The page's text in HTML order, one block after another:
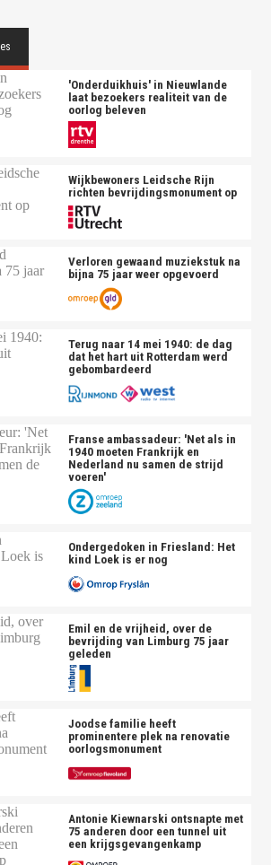
'Onderduikhuis' in Nieuwlande
laat bezoekers realiteit van de
oorlog beleven
Wijkbewoners Leidsche Rijn
richten bevrijdingsmonument op
Verloren gewaand muziekstuk na
bijna 75 jaar weer opgevoerd
Terug naar 14 mei 1940: de dag
dat het hart uit Rotterdam werd
gebombardeerd
Franse ambassadeur: 'Net als in
1940 moeten Frankrijk en
Nederland nu samen de strijd
voeren'
Ondergedoken in Friesland: Het
kind Loek is er nog
Emil en de vrijheid, over de
bevrijding van Limburg 75 jaar
geleden
Joodse familie heeft
prominentere plek na renovatie
oorlogsmonument
Antonie Kiewnarski ontsnapte met
75 anderen door een tunnel uit
een krijgsgevangenkamp